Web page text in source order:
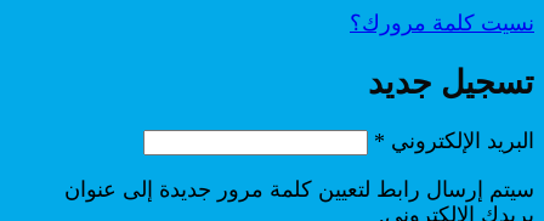
نسيت كلمة مرورك؟
تسجيل جديد
البريد الإلكتروني *
سيتم إرسال رابط لتعيين كلمة مرور جديدة إلى عنوان
بريدك الإلكتروني.